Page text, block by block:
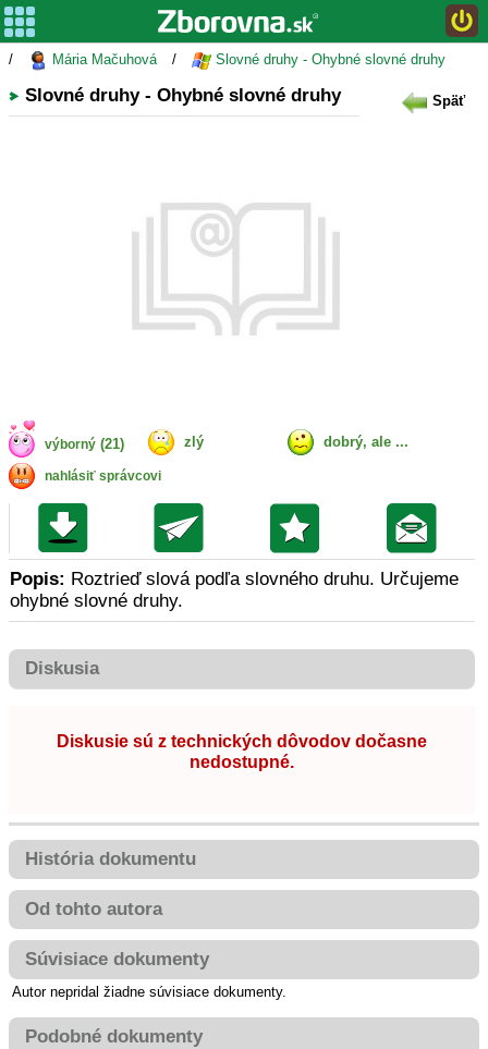
/ Mária Mačuhová / Slovné druhy - Ohybné slovné druhy
Slovné druhy - Ohybné slovné druhy Späť
výborný (21) zlý dobrý, ale ...
nahlásiť správcovi
Popis: Roztrieď slová podľa slovného druhu. Určujeme
ohybné slovné druhy.
Diskusia
Diskusie sú z technických dôvodov dočasne
nedostupné.
História dokumentu
Od tohto autora
Súvisiace dokumenty
Autor nepridal žiadne súvisiace dokumenty.
Podobné dokumenty